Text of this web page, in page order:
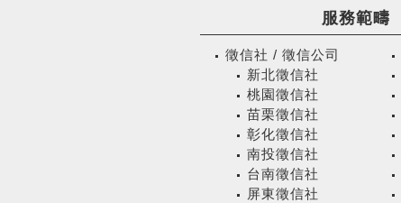
服務範疇
徵信社 / 徵信公司
新北徵信社
桃園徵信社
苗栗徵信社
彰化徵信社
南投徵信社
台南徵信社
屏東徵信社